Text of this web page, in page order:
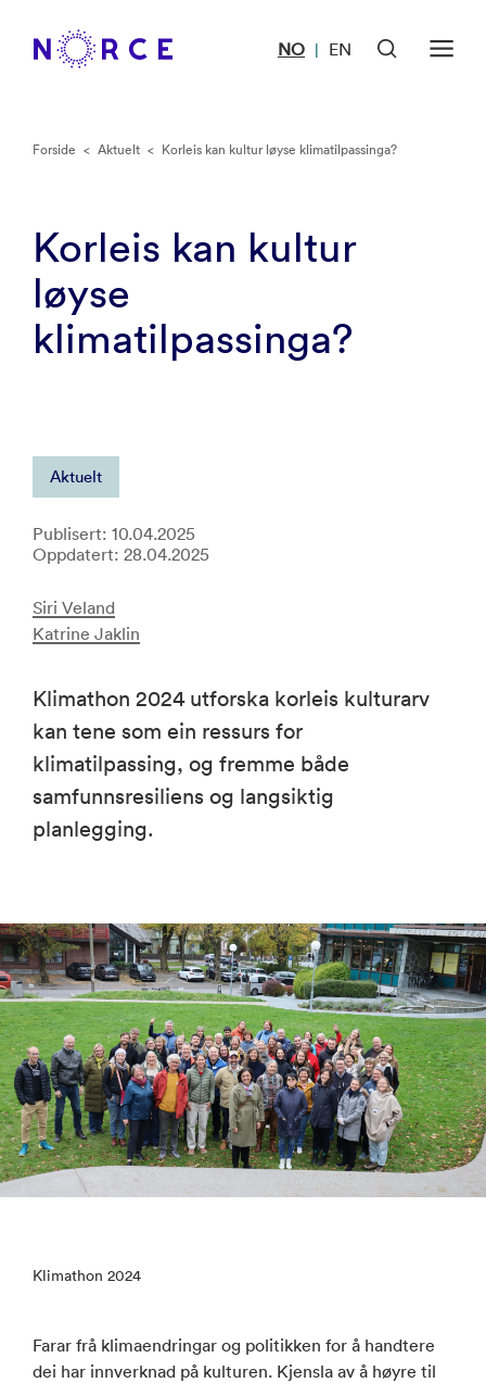
NO | EN
Forside < Aktuelt < Korleis kan kultur løyse klimatilpassinga?
Korleis kan kultur
løyse
klimatilpassinga?
Aktuelt
Publisert: 10.04.2025
Oppdatert: 28.04.2025
Siri Veland
Katrine Jaklin
Klimathon 2024 utforska korleis kulturarv
kan tene som ein ressurs for
klimatilpassing, og fremme både
samfunnsresiliens og langsiktig
planlegging.
Klimathon 2024
Farar frå klimaendringar og politikken for å handtere
dei har innverknad på kulturen. Kjensla av å høyre til